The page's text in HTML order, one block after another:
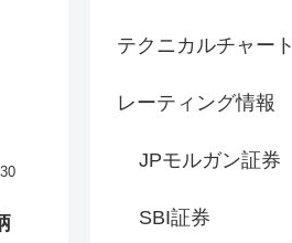
テクニカルチャート
レーティング情報
JPモルガン証券
SBI証券